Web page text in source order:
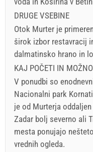
DRUGE VSEBINE
Otok Murter je
širok izbor restavracij
dalmatinsko hrano in
KAJ POČETI IN
V ponudbi so
Nacionalni park
je od Murterja
Zadar bolj severno ali
mesta ponujajo
vrednih ogleda.